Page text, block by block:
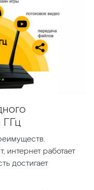
ГГц
интернет работает
достигает